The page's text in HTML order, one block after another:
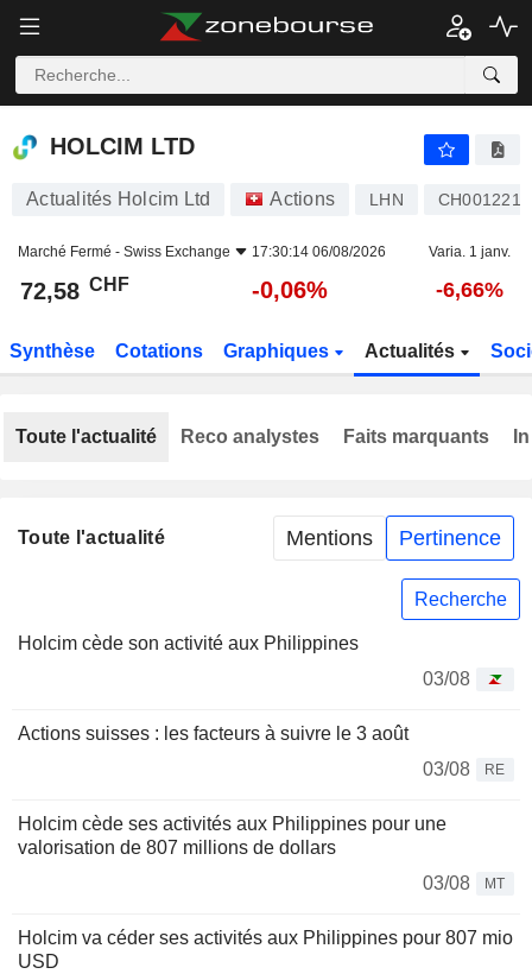
HOLCIM LTD
HOLCIM LTD
Actualités Holcim Ltd Actions LHN
Marché Fermé - Swiss Exchange 17:30:14 06/08/2026 Varia. 1 janv.
72,58 CHF -0,06% -6,66%
Synthèse Cotations Graphiques Actualités
Toute l'actualité Mentions Pertinence
Recherche
Holcim cède son activité aux Philippines
03/08
Actions suisses : les facteurs à suivre le 3 août
03/08
RE
Holcim cède ses activités aux Philippines pour une
valorisation de 807 millions de dollars
03/08
MT
Holcim va céder ses activités aux Philippines pour 807 mio
USD
Toute l'actualité Reco analystes Faits marquants